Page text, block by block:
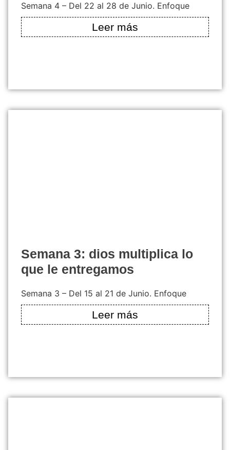
Semana 4 – Del 22 al 28 de Junio. Enfoque
Leer más
semana 3: dios multiplica lo
que le entregamos
Semana 3 – Del 15 al 21 de Junio. Enfoque
Leer más